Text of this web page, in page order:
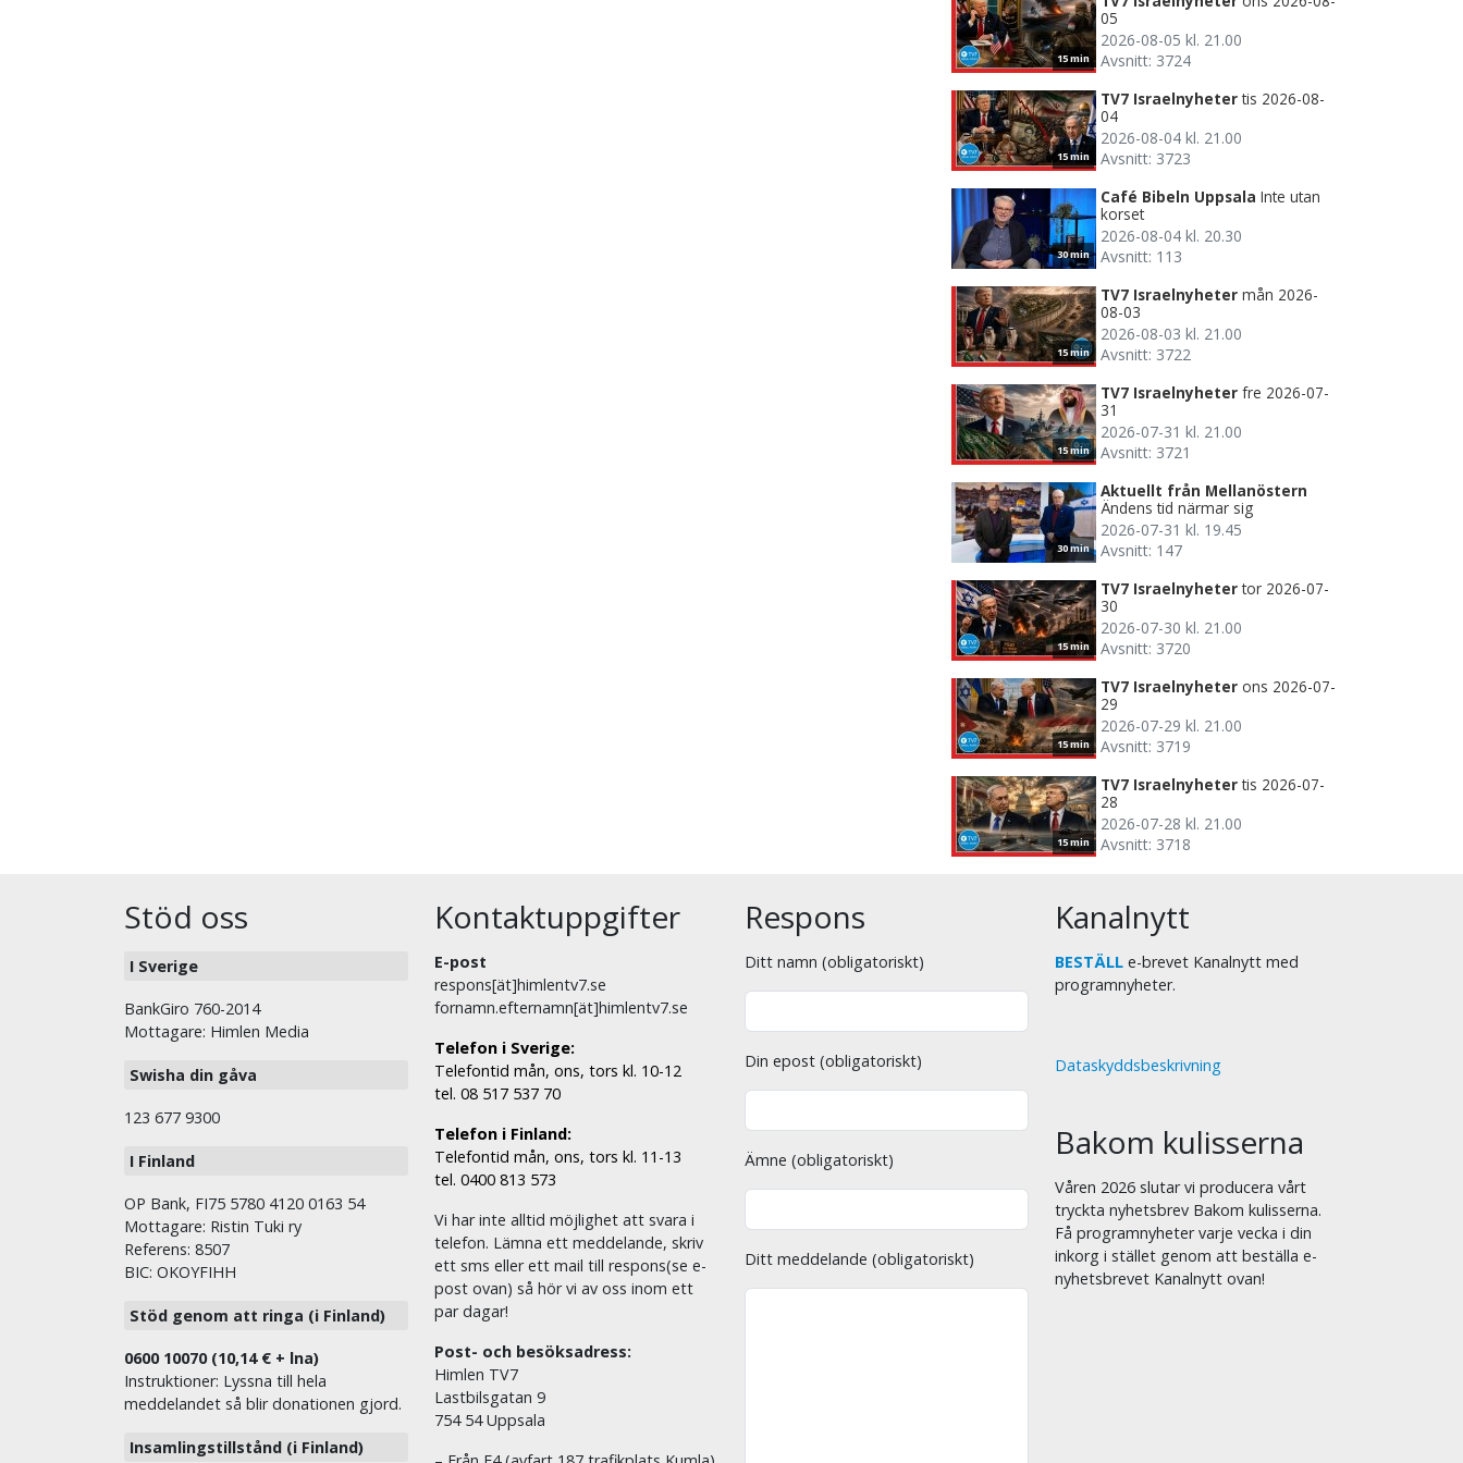
15 min
05
2026-08-05 kl. 21.00
Avsnitt: 3724
15 min
TV7 Israelnyheter tis 2026-08-
04
2026-08-04 kl. 21.00
Avsnitt: 3723
30 min
Café Bibeln Uppsala Inte utan
korset
2026-08-04 kl. 20.30
Avsnitt: 113
15 min
TV7 Israelnyheter mån 2026-
08-03
2026-08-03 kl. 21.00
Avsnitt: 3722
15 min
TV7 Israelnyheter fre 2026-07-
31
2026-07-31 kl. 21.00
Avsnitt: 3721
30 min
Aktuellt från Mellanöstern
Ändens tid närmar sig
2026-07-31 kl. 19.45
Avsnitt: 147
15 min
TV7 Israelnyheter tor 2026-07-
30
2026-07-30 kl. 21.00
Avsnitt: 3720
15 min
TV7 Israelnyheter ons 2026-07-
29
2026-07-29 kl. 21.00
Avsnitt: 3719
15 min
TV7 Israelnyheter tis 2026-07-
28
2026-07-28 kl. 21.00
Avsnitt: 3718
Stöd oss
I Sverige
BankGiro 760-2014
Mottagare: Himlen Media
Swisha din gåva
123 677 9300
I Finland
OP Bank, FI75 5780 4120 0163 54
Mottagare: Ristin Tuki ry
Referens: 8507
BIC: OKOYFIHH
Stöd genom att ringa (i Finland)
0600 10070 (10,14 € + lna)
Instruktioner: Lyssna till hela
meddelandet så blir donationen gjord.
Insamlingstillstånd (i Finland)
Kontaktuppgifter
E-post
respons[ät]himlentv7.se
fornamn.efternamn[ät]himlentv7.se
Telefon i Sverige:
Telefontid mån, ons, tors kl. 10-12
tel. 08 517 537 70
Telefon i Finland:
Telefontid mån, ons, tors kl. 11-13
tel. 0400 813 573
Vi har inte alltid möjlighet att svara i
telefon. Lämna ett meddelande, skriv
ett sms eller ett mail till respons(se e-
post ovan) så hör vi av oss inom ett
par dagar!
Post- och besöksadress:
Himlen TV7
Lastbilsgatan 9
754 54 Uppsala
Respons
Ditt namn (obligatoriskt)
Din epost (obligatoriskt)
Ämne (obligatoriskt)
Ditt meddelande (obligatoriskt)
Kanalnytt
BESTÄLL e-brevet Kanalnytt med
programnyheter.
Dataskyddsbeskrivning
Bakom kulisserna
Våren 2026 slutar vi producera vårt
tryckta nyhetsbrev Bakom kulisserna.
Få programnyheter varje vecka i din
inkorg i stället genom att beställa e-
nyhetsbrevet Kanalnytt ovan!